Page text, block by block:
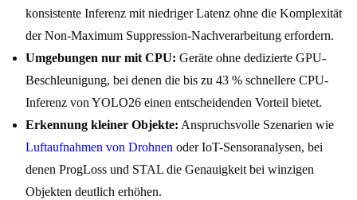
konsistente Inferenz mit niedriger Latenz ohne die Komplexität
der Non-Maximum Suppression-Nachverarbeitung erfordern.
Umgebungen nur mit CPU: Geräte ohne dedizierte GPU-
Beschleunigung, bei denen die bis zu 43 % schnellere CPU-
Inferenz von YOLO26 einen entscheidenden Vorteil bietet.
Erkennung kleiner Objekte: Anspruchsvolle Szenarien wie
Luftaufnahmen von Drohnen oder IoT-Sensoranalysen, bei
denen ProgLoss und STAL die Genauigkeit bei winzigen
Objekten deutlich erhöhen.